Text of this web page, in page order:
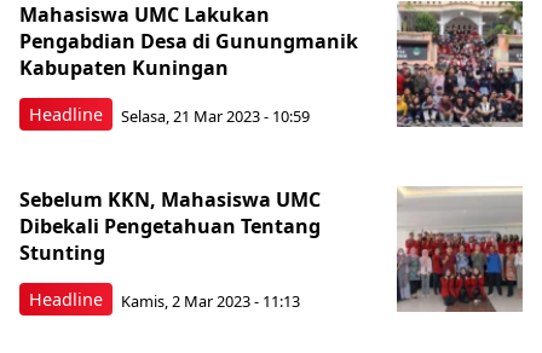
Headline
Mahasiswa UMC Lakukan
Pengabdian Desa di Gunungmanik
Kabupaten Kuningan
Selasa, 21 Mar 2023 - 10:59
Headline
Sebelum KKN, Mahasiswa UMC
Dibekali Pengetahuan Tentang
Stunting
Kamis, 2 Mar 2023 - 11:13